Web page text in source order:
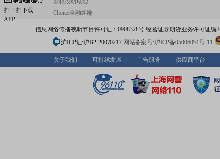
扫一扫下载
APP
妙想投研助理
Choice金融终端
信息网络传播视听节目许可证：0908328号 经营证券期货业务许可证编
沪ICP证:沪B2-20070217 网站备案号:沪ICP备05006054号-11
关于我们 可持续发展 广告服务 供应商平台